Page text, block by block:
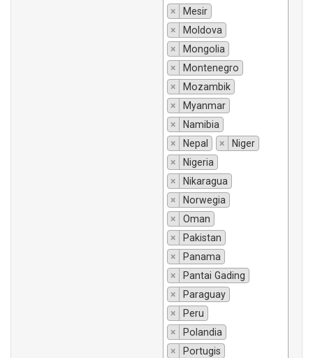
×
Mesir
×
Moldova
×
Mongolia
×
Montenegro
×
Mozambik
×
Myanmar
×
Namibia
×
Nepal ×
Niger
×
Nigeria
×
Nikaragua
×
Norwegia
×
Oman
×
Pakistan
×
Panama
×
Pantai Gading
×
Paraguay
×
Peru
×
Polandia
×
Portugis